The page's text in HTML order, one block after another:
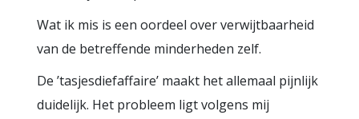
Wat ik mis is een oordeel over verwijtbaarheid
van de betreffende minderheden zelf.
De ’tasjesdiefaffaire’ maakt het allemaal pijnlijk
duidelijk. Het probleem ligt volgens mij